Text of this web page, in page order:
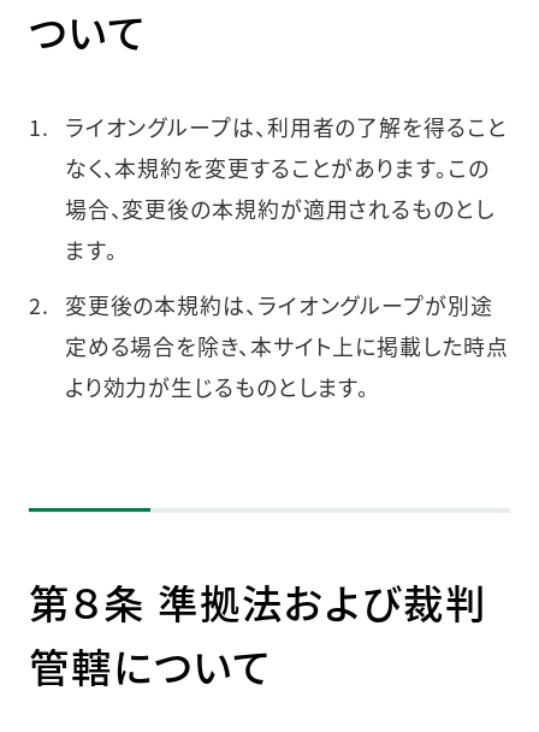
ついて
ライオングループは、利用者の了解を得ること
なく、本規約を変更することがあります。この
場合、変更後の本規約が適用されるものとし
ます。
変更後の本規約は、ライオングループが別途
定める場合を除き、本サイト上に掲載した時点
より効力が生じるものとします。
第８条 準拠法および裁判
管轄について